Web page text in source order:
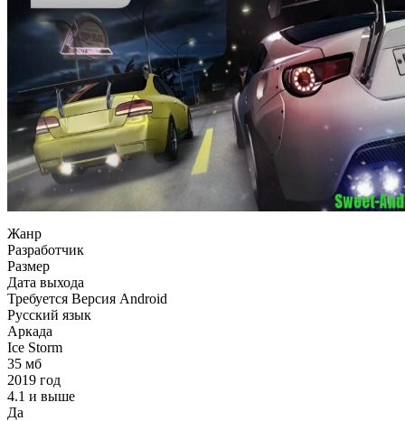
Жанр
Разработчик
Размер
Дата выхода
Требуется Версия Android
Русский язык
Аркада
Ice Storm
35 мб
2019 год
4.1 и выше
Да